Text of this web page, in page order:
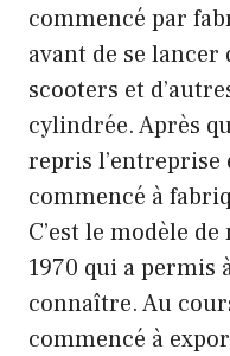
commencé par
avant de se
scooters et
cylindrée. Après
repris l’entreprise
commencé à
C’est le modèle
1970 qui a permis
connaître. Au
commencé à